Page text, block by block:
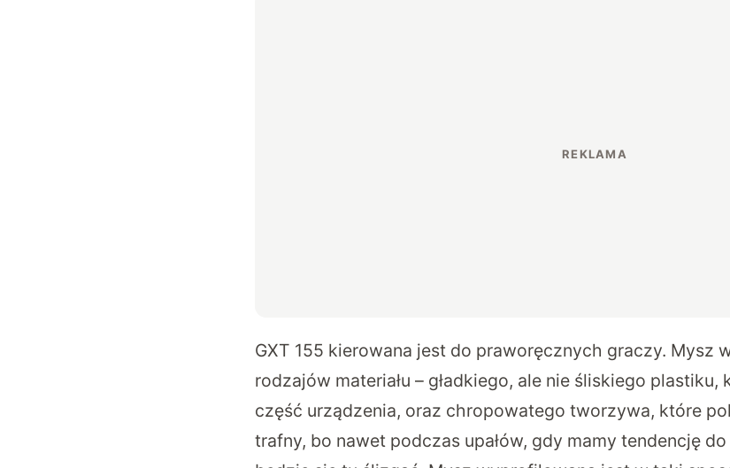
GXT 155 kierowana jest do praworęcznych graczy. Mysz
rodzajów materiału – gładkiego, ale nie śliskiego
część urządzenia, oraz chropowatego tworzywa, które
trafny, bo nawet podczas upałów, gdy mamy tendencję do